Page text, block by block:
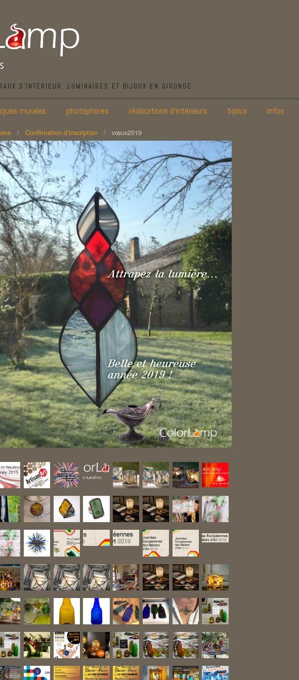
D’INTÉRIEUR, LUMINAIRES ET BIJOUX EN GIRONDE
murales photophores réalisations d’intérieurs bijoux infos
/ Confirmation d’inscription / vœux2019